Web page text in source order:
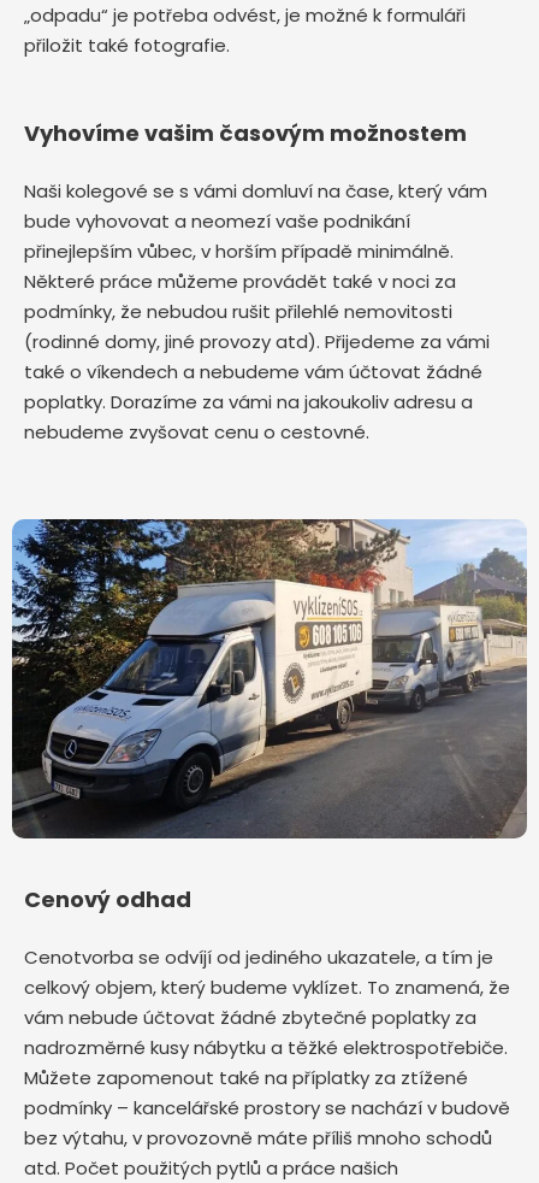
„odpadu“ je potřeba odvést, je možné k formuláři
přiložit také fotografie.
Vyhovíme vašim časovým možnostem
Naši kolegové se s vámi domluví na čase, který vám
bude vyhovovat a neomezí vaše podnikání
přinejlepším vůbec, v horším případě minimálně.
Některé práce můžeme provádět také v noci za
podmínky, že nebudou rušit přilehlé nemovitosti
(rodinné domy, jiné provozy atd). Přijedeme za vámi
také o víkendech a nebudeme vám účtovat žádné
poplatky. Dorazíme za vámi na jakoukoliv adresu a
nebudeme zvyšovat cenu o cestovné.
Cenový odhad
Cenotvorba se odvíjí od jediného ukazatele, a tím je
celkový objem, který budeme vyklízet. To znamená, že
vám nebude účtovat žádné zbytečné poplatky za
nadrozměrné kusy nábytku a těžké elektrospotřebiče.
Můžete zapomenout také na příplatky za ztížené
podmínky – kancelářské prostory se nachází v budově
bez výtahu, v provozovně máte příliš mnoho schodů
atd. Počet použitých pytlů a práce našich